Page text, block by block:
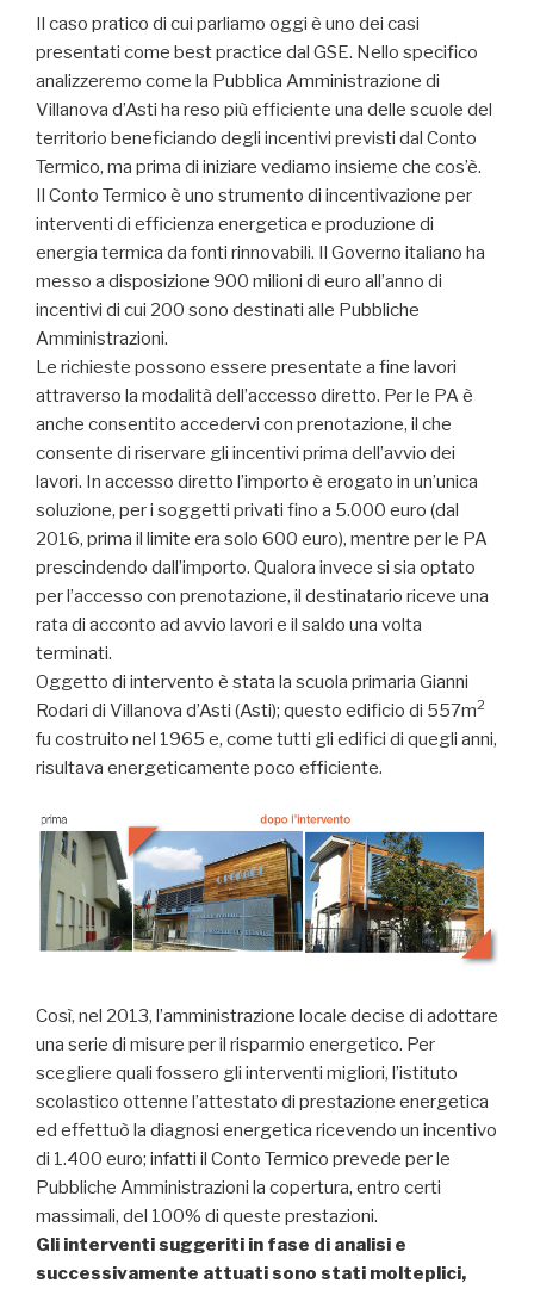
Il caso pratico di cui parliamo oggi è uno dei casi
presentati come best practice dal GSE. Nello specifico
analizzeremo come la Pubblica Amministrazione di
Villanova d’Asti ha reso più efficiente una delle scuole del
territorio beneficiando degli incentivi previsti dal Conto
Termico, ma prima di iniziare vediamo insieme che cos’è.
Il Conto Termico è uno strumento di incentivazione per
interventi di efficienza energetica e produzione di
energia termica da fonti rinnovabili. Il Governo italiano ha
messo a disposizione 900 milioni di euro all’anno di
incentivi di cui 200 sono destinati alle Pubbliche
Amministrazioni.
Le richieste possono essere presentate a fine lavori
attraverso la modalità dell’accesso diretto. Per le PA è
anche consentito accedervi con prenotazione, il che
consente di riservare gli incentivi prima dell’avvio dei
lavori. In accesso diretto l’importo è erogato in un’unica
soluzione, per i soggetti privati fino a 5.000 euro (dal
2016, prima il limite era solo 600 euro), mentre per le PA
prescindendo dall’importo. Qualora invece si sia optato
per l’accesso con prenotazione, il destinatario riceve una
rata di acconto ad avvio lavori e il saldo una volta
terminati.
Oggetto di intervento è stata la scuola primaria Gianni
Rodari di Villanova d’Asti (Asti); questo edificio di 557m2
fu costruito nel 1965 e, come tutti gli edifici di quegli anni,
risultava energeticamente poco efficiente.
Così, nel 2013, l’amministrazione locale decise di adottare
una serie di misure per il risparmio energetico. Per
scegliere quali fossero gli interventi migliori, l’istituto
scolastico ottenne l’attestato di prestazione energetica
ed effettuò la diagnosi energetica ricevendo un incentivo
di 1.400 euro; infatti il Conto Termico prevede per le
Pubbliche Amministrazioni la copertura, entro certi
massimali, del 100% di queste prestazioni.
Gli interventi suggeriti in fase di analisi e
successivamente attuati sono stati molteplici,